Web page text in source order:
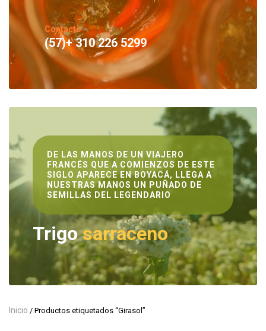
Contacto
(57)+ 310 226 5299
DE LAS MANOS DE UN VIAJERO
FRANCÉS QUE A COMIENZOS DE ESTE
SIGLO APARECE EN BOYACÁ, LLEGA A
NUESTRAS MANOS UN PUÑADO DE
SEMILLAS DEL LEGENDARIO
Trigosarraceno
Inicio / Productos etiquetados “Girasol”